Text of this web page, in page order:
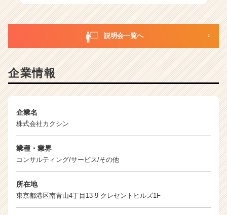
説明会一覧へ
企業情報
企業名
株式会社カクシン
業種・業界
コンサルティング/サービス/その他
所在地
東京都港区南青山4丁目13-9 クレセントヒルズ1F